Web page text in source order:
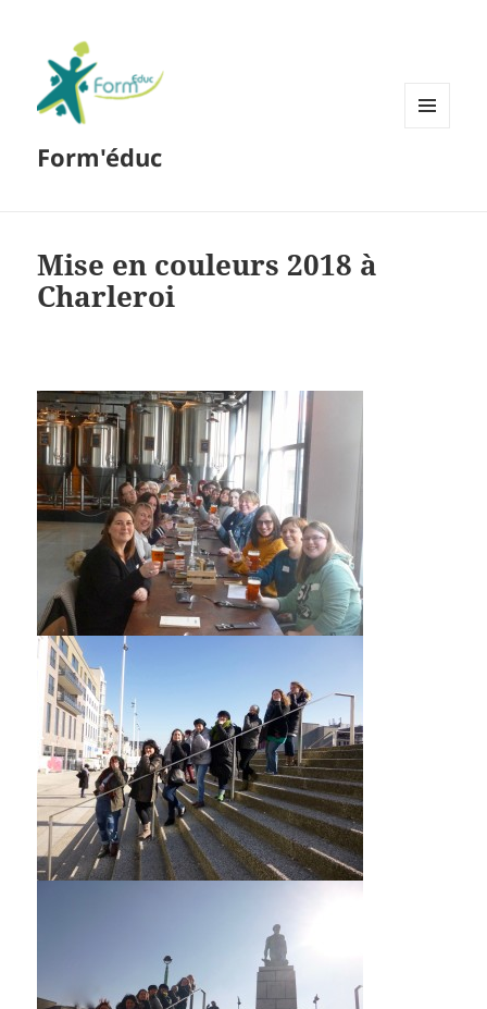
Form'éduc
Mise en couleurs 2018 à
Charleroi